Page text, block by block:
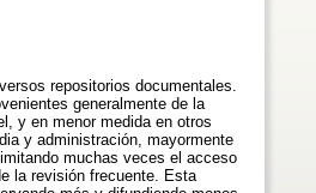
repositorios documentales.
generalmente de la
y en menor medida en otros
y administración, mayormente
muchas veces el acceso
la revisión frecuente. Esta